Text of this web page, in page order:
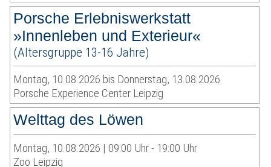
Porsche Erlebniswerkstatt
»Innenleben und Exterieur«
(Altersgruppe 13-16 Jahre)
Montag, 10.08.2026 bis Donnerstag, 13.08.2026
Porsche Experience Center Leipzig
Welttag des Löwen
Montag, 10.08.2026 | 09:00 Uhr - 19:00 Uhr
Zoo Leipzig